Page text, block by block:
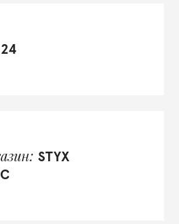
STYX